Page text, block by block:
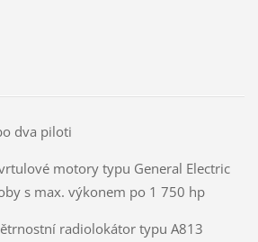
dva piloti
motory typu General Electric
s max. výkonem po 1 750 hp
radiolokátor typu A813